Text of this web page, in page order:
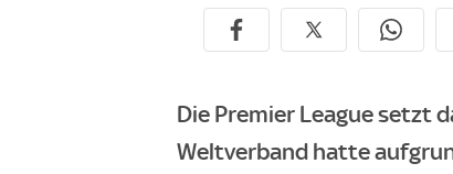
Die Premier League setzt
Weltverband hatte